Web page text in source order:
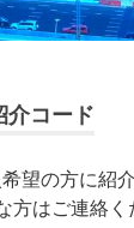
介コード
望の方に紹
方はご連絡く